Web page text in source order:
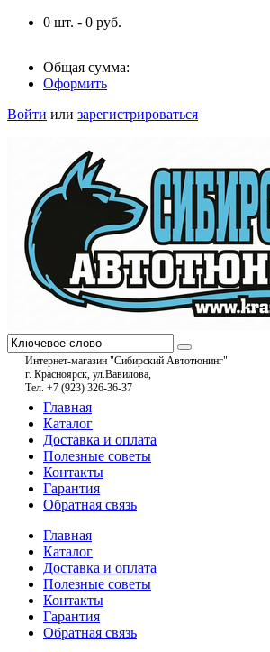
0 шт. - 0 руб.
Общая сумма:
Оформить
Войти или зарегистрироваться
Интернет-магазин "Сибирский Автотюнинг"
г. Красноярск, ул.Вавилова,
Тел. +7 (923) 326-36-37
Главная
Каталог
Доставка и оплата
Полезные советы
Контакты
Гарантия
Обратная связь
Главная
Каталог
Доставка и оплата
Полезные советы
Контакты
Гарантия
Обратная связь